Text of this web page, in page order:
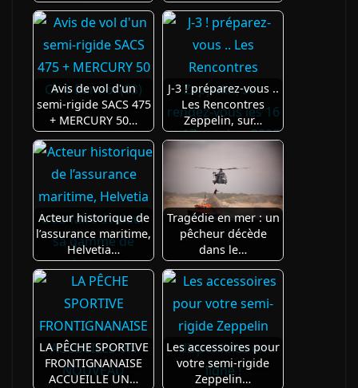
Avis de vol d'un
semi-rigide SACS 475
+ MERCURY 50…
J-3 ! préparez-vous ..
Les Rencontres
Zeppelin, sur…
Acteur historique de
l’assurance maritime,
Helvetia…
Tragédie en mer : un
pêcheur décède
dans le…
LA PÊCHE SPORTIVE
FRONTIGNANAISE
ACCUEILLE UN…
Les accessoires pour
votre semi-rigide
Zeppelin…